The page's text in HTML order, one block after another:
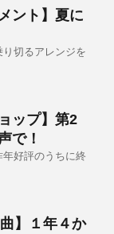
ント】夏に
切るアレンジを
ップ】第2
で！
好評のうちに終
】１年４か